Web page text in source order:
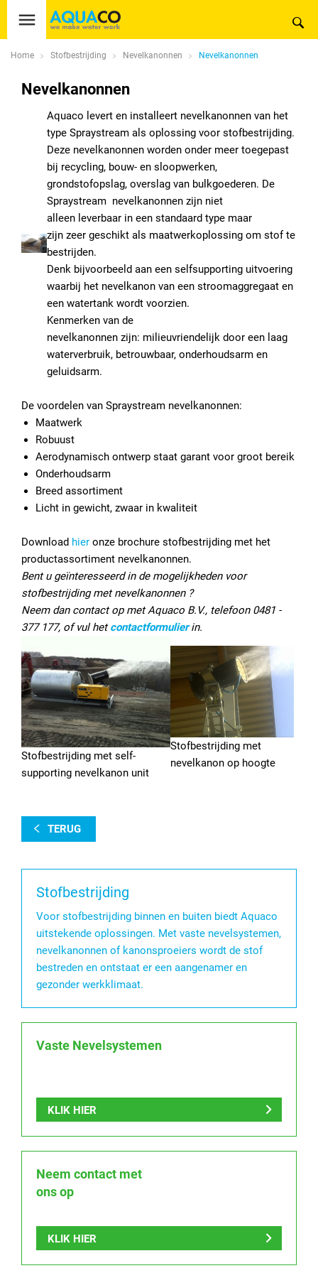
Home Stofbestrijding Nevelkanonnen Nevelkanonnen
Nevelkanonnen
Aquaco levert en installeert nevelkanonnen van het
type Spraystream als oplossing voor stofbestrijding.
Deze nevelkanonnen worden onder meer toegepast
bij recycling, bouw- en sloopwerken,
grondstofopslag, overslag van bulkgoederen. De
Spraystream nevelkanonnen zijn niet
alleen leverbaar in een standaard type maar
zijn zeer geschikt als maatwerkoplossing om stof te
bestrijden.
Denk bijvoorbeeld aan een selfsupporting uitvoering
waarbij het nevelkanon van een stroomaggregaat en
een watertank wordt voorzien.
Kenmerken van de
nevelkanonnen zijn: milieuvriendelijk door een laag
waterverbruik, betrouwbaar, onderhoudsarm en
geluidsarm.
De voordelen van Spraystream nevelkanonnen:
Maatwerk
Robuust
Aerodynamisch ontwerp staat garant voor groot bereik
Onderhoudsarm
Breed assortiment
Licht in gewicht, zwaar in kwaliteit
Download hier onze brochure stofbestrijding met het
productassortiment nevelkanonnen.
Bent u geïnteresseerd in de mogelijkheden voor
stofbestrijding met nevelkanonnen ?
Neem dan contact op met Aquaco B.V., telefoon 0481 -
377 177, of vul hetcontactformulier in.
Stofbestrijding met self-
supporting nevelkanon unit
Stofbestrijding met
nevelkanon op hoogte
TERUG
Stofbestrijding
Voor stofbestrijding binnen en buiten biedt Aquaco
uitstekende oplossingen. Met vaste nevelsystemen,
nevelkanonnen of kanonsproeiers wordt de stof
bestreden en ontstaat er een aangenamer en
gezonder werkklimaat.
Vaste Nevelsystemen
KLIK HIER
Neem contact met
ons op
KLIK HIER